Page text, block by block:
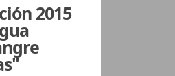
2015